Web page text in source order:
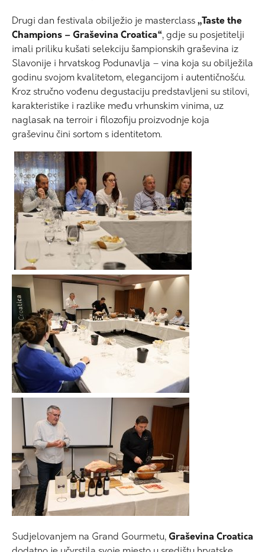
Drugi dan festivala obilježio je masterclass „Taste the
Champions – Graševina Croatica“, gdje su posjetitelji
imali priliku kušati selekciju šampionskih graševina iz
Slavonije i hrvatskog Podunavlja – vina koja su obilježila
godinu svojom kvalitetom, elegancijom i autentičnošću.
Kroz stručno vođenu degustaciju predstavljeni su stilovi,
karakteristike i razlike među vrhunskim vinima, uz
naglasak na terroir i filozofiju proizvodnje koja
graševinu čini sortom s identitetom.
Sudjelovanjem na Grand Gourmetu, Graševina Croatica